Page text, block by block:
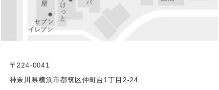
〒224-0041
神奈川県横浜市都筑区仲町台1丁目2-24